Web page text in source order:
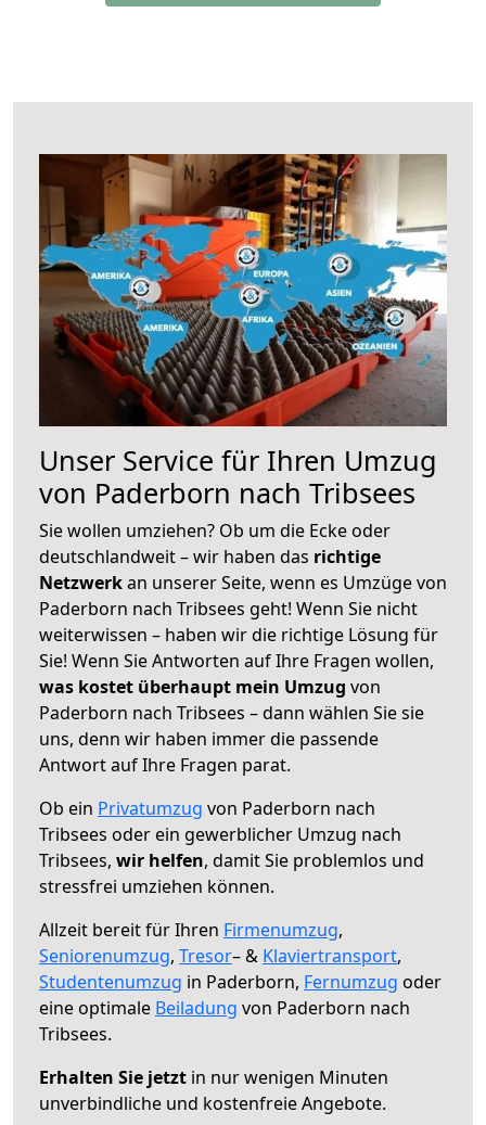
Unser Service für Ihren Umzug
von Paderborn nach Tribsees
Sie wollen umziehen? Ob um die Ecke oder
deutschlandweit – wir haben das richtige
Netzwerkan unserer Seite, wenn es Umzüge von
Paderborn nach Tribsees geht! Wenn Sie nicht
weiterwissen – haben wir die richtige Lösung für
Sie! Wenn Sie Antworten auf Ihre Fragen wollen,
was kostet überhaupt mein Umzug von
Paderborn nach Tribsees – dann wählen Sie sie
uns, denn wir haben immer die passende
Antwort auf Ihre Fragen parat.
Ob ein Privatumzug von Paderborn nach
Tribsees oder ein gewerblicher Umzug nach
Tribsees, wir helfen, damit Sie problemlos und
stressfrei umziehen können.
Allzeit bereit für Ihren Firmenumzug,
Seniorenumzug, Tresor– & Klaviertransport,
Studentenumzug in Paderborn, Fernumzug oder
eine optimale Beiladung von Paderborn nach
Tribsees.
Erhalten Sie jetzt in nur wenigen Minuten
unverbindliche und kostenfreie Angebote.